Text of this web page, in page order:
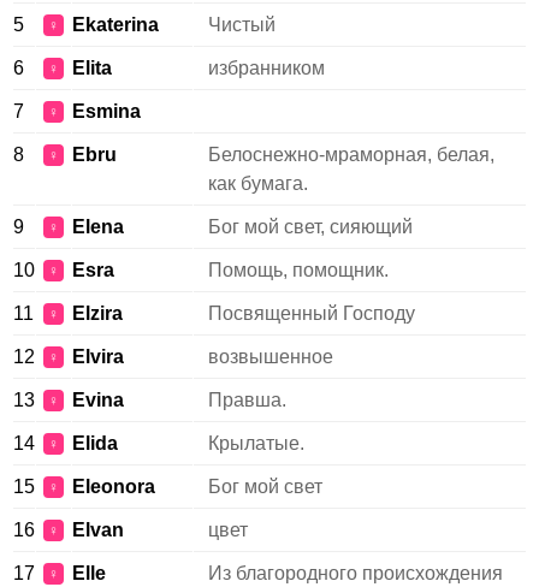
5 ♀ Ekaterina Чистый
6 ♀ Elita избранником
7 ♀ Esmina
8 ♀ Ebru
Белоснежно-мраморная, белая,
как бумага.
9 ♀ Elena Бог мой свет, сияющий
10 ♀ Esra Помощь, помощник.
11 ♀ Elzira Посвященный Господу
12 ♀ Elvira возвышенное
13 ♀ Evina Правша.
14 ♀ Elida Крылатые.
15 ♀ Eleonora Бог мой свет
16 ♀ Elvan цвет
17 ♀ Elle Из благородного происхождения